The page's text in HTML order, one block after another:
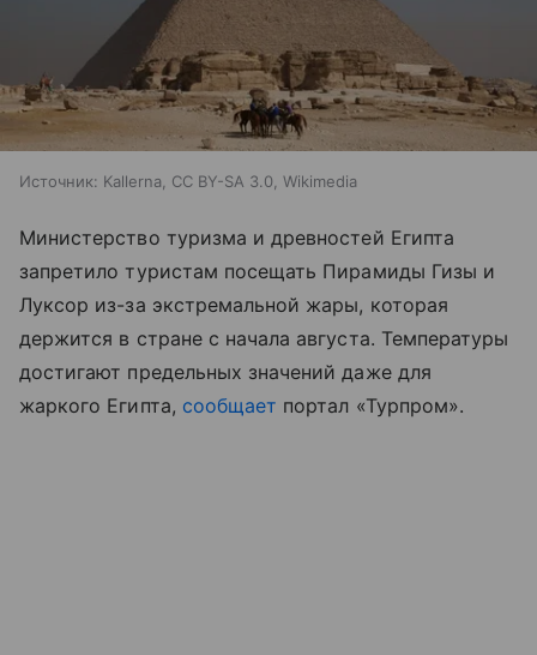
Источник: Kallerna, CC BY-SA 3.0, Wikimedia
Министерство туризма и древностей Египта
запретило туристам посещать Пирамиды Гизы и
Луксор из-за экстремальной жары, которая
держится в стране с начала августа. Температуры
достигают предельных значений даже для
жаркого Египта, сообщает портал «Турпром».